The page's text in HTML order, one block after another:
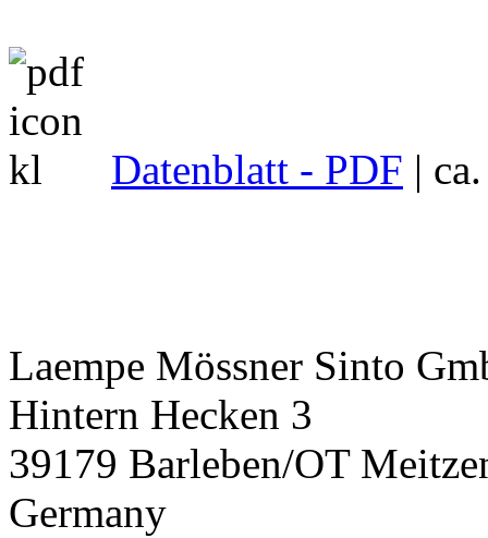
Datenblatt - PDF |
Laempe Mössner Sinto
Hintern Hecken 3
39179 Barleben/OT
Germany